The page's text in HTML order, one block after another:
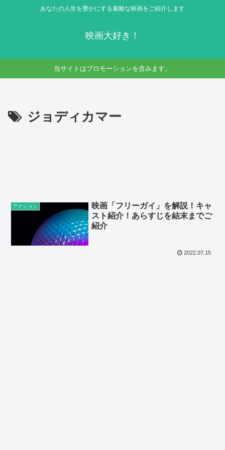
あなたの人生を豊かにする素敵な映画をご紹介します
映画大好き！
当サイトはプロモーションを含みます。
ジョディカマー
アクション
映画「フリーガイ」を解説！キャ
スト紹介！あらすじを結末までご
紹介
2022.07.15